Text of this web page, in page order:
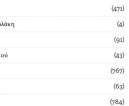
471
4
91
43
767
63
784